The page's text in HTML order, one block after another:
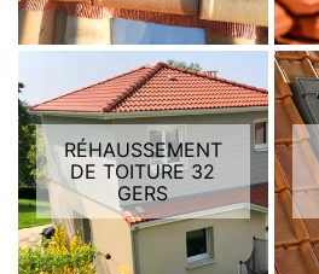
RÉHAUSSEMENT
DE TOITURE 32
GERS